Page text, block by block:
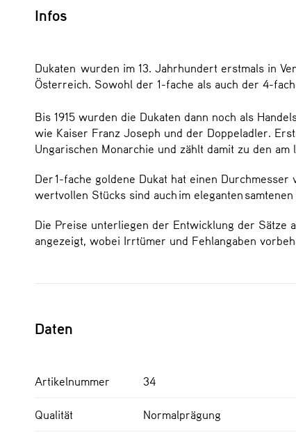
Infos
Dukaten wurden im 13. Jahrhundert erstmals in
Österreich. Sowohl der 1-fache als auch der 4-
Bis 1915 wurden die Dukaten dann noch als
wie Kaiser Franz Joseph und der Doppeladler.
Ungarischen Monarchie und zählt damit zu den
Der 1-fache goldene Dukat hat einen
wertvollen Stücks sind auch im eleganten
Die Preise unterliegen der Entwicklung der Sätze
angezeigt, wobei Irrtümer und Fehlangaben
Daten
Artikelnummer 34
Qualität Normalprägung